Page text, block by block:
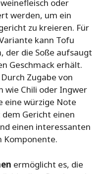
oder
werden, um ein
zu kreieren. Für
kann Tofu
der die Soße aufsaugt
Geschmack erhält.
Zugabe von
wie Chili oder Ingwer
eine würzige Note
Gericht einen
einen interessanten
Komponente.
ermöglicht es, die